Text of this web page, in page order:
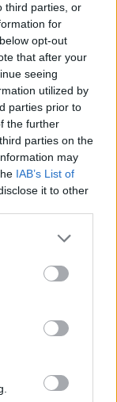
third parties, or
for
opt-out
that after your
seeing
utilized by
parties prior to
the further
parties on the
may
IAB’s List of
it to other
more Google
may click to
party tags to
below Google
tíz éve újult
a
Még az
eredeti, de
elhinni, hogy a
változat a
élő
azonban már
Most a
a film. Immár
a Magyar
a Történeti
a koronázás
és